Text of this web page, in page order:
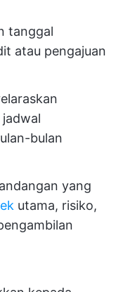
tanggal
atau pengajuan
bulan
yang
utama, risiko,